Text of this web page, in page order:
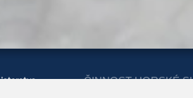
ČINNOST HORSKÉ